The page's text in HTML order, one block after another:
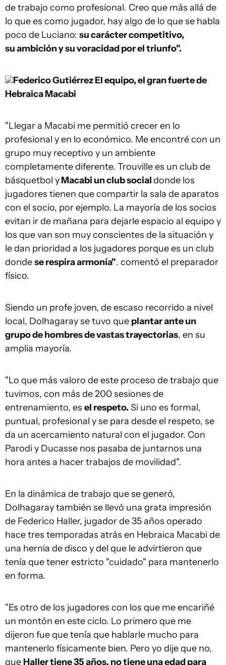
de trabajo como profesional. Creo que más allá de
lo que es como jugador, hay algo de lo que se habla
poco de Luciano: su carácter competitivo,
su ambición y su voracidad por el triunfo".
Federico GutiérrezEl equipo, el gran fuerte de
Hebraica Macabi
"Llegar a Macabi me permitió crecer en lo
profesional y en lo económico. Me encontré con un
grupo muy receptivo y un ambiente
completamente diferente. Trouville es un club de
básquetbol yMacabi un club socialdonde los
jugadores tienen que compartir la sala de aparatos
con el socio, por ejemplo. La mayoría de los socios
evitan ir de mañana para dejarle espacio al equipo y
los que van son muy conscientes de la situación y
le dan prioridad a los jugadores porque es un club
dondese respira armonía". comentó el preparador
físico.
Siendo un profe joven, de escaso recorrido a nivel
local, Dolhagaray se tuvo que plantar ante un
grupo de hombres de vastas trayectorias, en su
amplia mayoría.
"Lo que más valoro de este proceso de trabajo que
tuvimos, con más de 200 sesiones de
entrenamiento, es el respeto. Si uno es formal,
puntual, profesional y se para desde el respeto, se
da un acercamiento natural con el jugador. Con
Parodi y Ducasse nos pasaba de juntarnos una
hora antes a hacer trabajos de movilidad".
En la dinámica de trabajo que se generó,
Dolhagaray también se llevó una grata impresión
de Federico Haller, jugador de 35 años operado
hace tres temporadas atrás en Hebraica Macabi de
una hernia de disco y del que le advirtieron que
tenía que tener estricto "cuidado" para mantenerlo
en forma.
"Es otro de los jugadores con los que me encariñé
un montón en este ciclo. Lo primero que me
dijeron fue que tenía que hablarle mucho para
mantenerlo físicamente bien. Pero yo dije que no,
que Haller tiene 35 años, no tiene una edad para